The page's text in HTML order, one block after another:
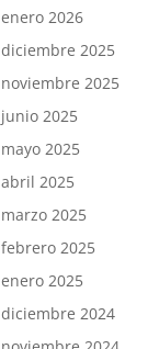
enero 2026
diciembre 2025
noviembre 2025
junio 2025
mayo 2025
abril 2025
marzo 2025
febrero 2025
enero 2025
diciembre 2024